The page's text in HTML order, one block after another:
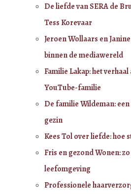
De liefde van SERA de
Tess Korevaar
Jeroen Wollaars en
binnen de mediawereld
Familie Lakap: het
YouTube-familie
De familie Wildeman:
gezin
Kees Tol over liefde: hoe
Fris en gezond Wonen:
leefomgeving
Professionele